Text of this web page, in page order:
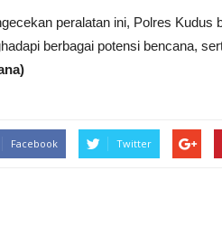
peralatan ini, Polres
berbagai potensi bencana,
Facebook Twitter